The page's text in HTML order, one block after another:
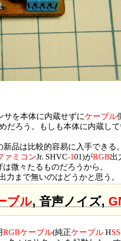
サを本体に内蔵せずにケーブル
だろう。もしも本体に内蔵して
品は比較的容易に入手できる
ァミコンJr. SHVC-101)がRGB出
微々たるものだろうから。
力まで無いのはどうかと思う。
ブル, 音声ノイズ,
RGBケーブル(純正ケーブル HSS